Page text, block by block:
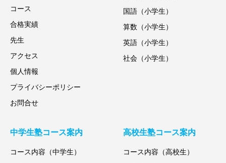
コース
合格実績
先生
アクセス
個人情報
プライバシーポリシー
お問合せ
国語（小学生）
算数（小学生）
英語（小学生）
社会（小学生）
中学生塾コース案内
コース内容（中学生）
高校生塾コース案内
コース内容（高校生）